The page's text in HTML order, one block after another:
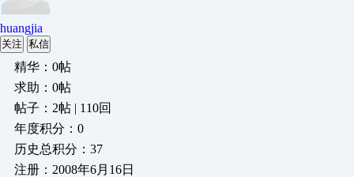
huangjia
关注 私信
精华：0帖
求助：0帖
帖子：2帖 | 110回
年度积分：0
历史总积分：37
注册：2008年6月16日